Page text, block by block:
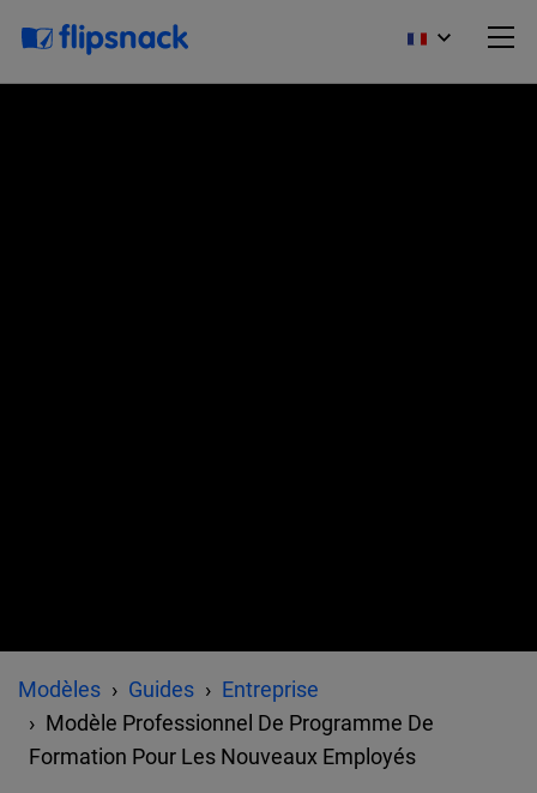
Modèles Guides
Entreprise
Modèle Professionnel De Programme De
Formation Pour Les Nouveaux Employés